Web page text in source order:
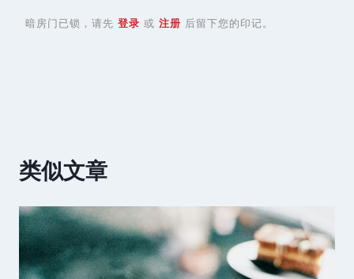
暗房门已锁，请先 登录 或 注册 后留下您的印记。
类似文章